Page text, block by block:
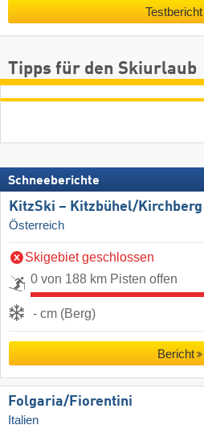
Testbericht
Tipps für den Skiurlaub
Schneeberichte
KitzSki – Kitzbühel/​Kirchberg
Österreich
Skigebiet geschlossen
0 von 188 km Pisten offen
- cm (Berg)
Bericht
Folgaria/​Fiorentini
Italien